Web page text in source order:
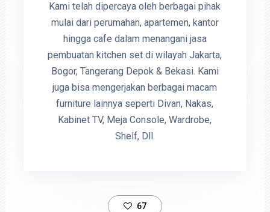
Kami telah dipercaya oleh berbagai pihak
mulai dari perumahan, apartemen, kantor
hingga cafe dalam menangani jasa
pembuatan kitchen set di wilayah Jakarta,
Bogor, Tangerang Depok & Bekasi. Kami
juga bisa mengerjakan berbagai macam
furniture lainnya seperti Divan, Nakas,
Kabinet TV, Meja Console, Wardrobe,
Shelf, Dll.
67